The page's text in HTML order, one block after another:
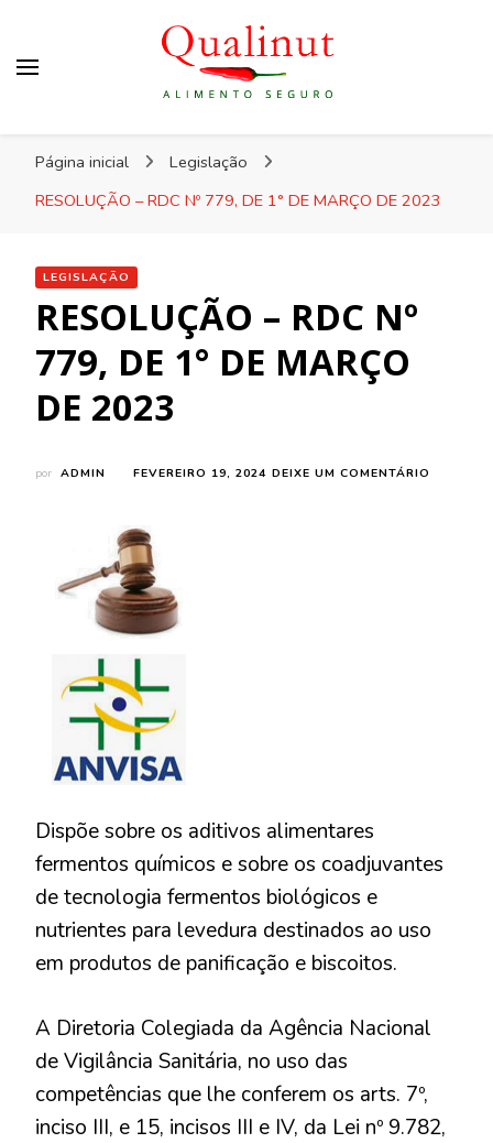
dos alimentos e rotulagem.
Página inicial
Legislação
RESOLUÇÃO – RDC Nº 779, DE 1° DE MARÇO DE 2023
LEGISLAÇÃO
RESOLUÇÃO – RDC Nº
779, DE 1° DE MARÇO
DE 2023
por ADMIN FEVEREIRO 19, 2024 DEIXE UM COMENTÁRIO
Dispõe sobre os aditivos alimentares
fermentos químicos e sobre os coadjuvantes
de tecnologia fermentos biológicos e
nutrientes para levedura destinados ao uso
em produtos de panificação e biscoitos.
A Diretoria Colegiada da Agência Nacional
de Vigilância Sanitária, no uso das
competências que lhe conferem os arts. 7º,
inciso III, e 15, incisos III e IV, da Lei nº 9.782,